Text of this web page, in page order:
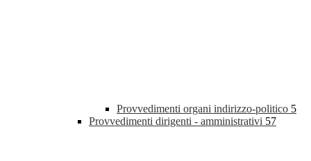
Provvedimenti organi indirizzo-politico 5
Provvedimenti dirigenti - amministrativi 57